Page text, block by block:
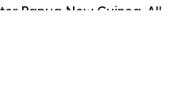
Papua New Guinea. All